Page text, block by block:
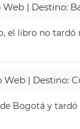
Web | Destino:
el libro no
Web | Destino:
Bogotá y